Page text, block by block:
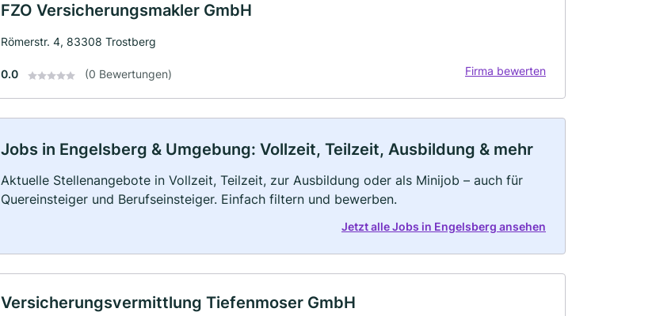
FZO Versicherungsmakler GmbH
Römerstr. 4, 83308 Trostberg
0.0 (0 Bewertungen) Firma bewerten
Jobs in Engelsberg & Umgebung: Vollzeit, Teilzeit, Ausbildung & mehr
Aktuelle Stellenangebote in Vollzeit, Teilzeit, zur Ausbildung oder als Minijob – auch für
Quereinsteiger und Berufseinsteiger. Einfach filtern und bewerben.
Jetzt alle Jobs in Engelsberg ansehen
Versicherungsvermittlung Tiefenmoser GmbH